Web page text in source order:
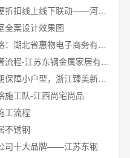
零百味全程护航零食硬折扣线上线下联动——河南零百味
全案设计效果图
金华老牌旧房改造工期保障小户型，浙江臻美新型建材有限公司
施工队-江西尚宅尚品
工流程
不锈钢
司十大品牌——江苏东钢